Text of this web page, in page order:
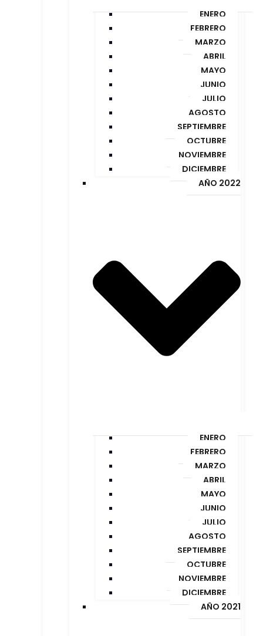
ENERO
FEBRERO
MARZO
ABRIL
MAYO
JUNIO
JULIO
AGOSTO
SEPTIEMBRE
OCTUBRE
NOVIEMBRE
DICIEMBRE
AÑO 2022
ENERO
FEBRERO
MARZO
ABRIL
MAYO
JUNIO
JULIO
AGOSTO
SEPTIEMBRE
OCTUBRE
NOVIEMBRE
DICIEMBRE
AÑO 2021